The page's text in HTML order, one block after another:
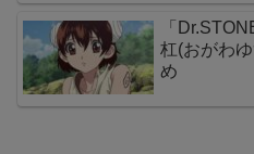
「
杠(おがわ
め